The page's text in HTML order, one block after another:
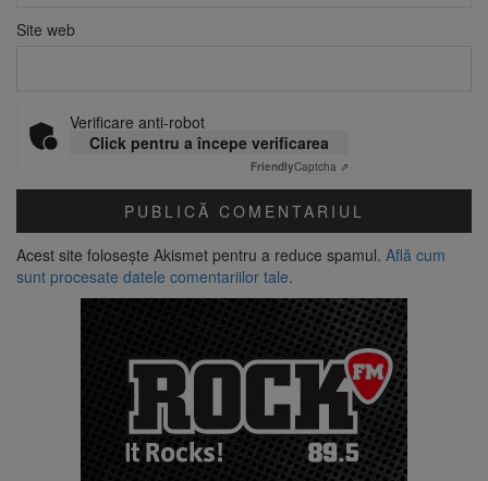
Site web
Verificare anti-robot
Click pentru a începe verificarea
FriendlyCaptcha ⇗
Acest site folosește Akismet pentru a reduce spamul. Află cum
sunt procesate datele comentariilor tale.